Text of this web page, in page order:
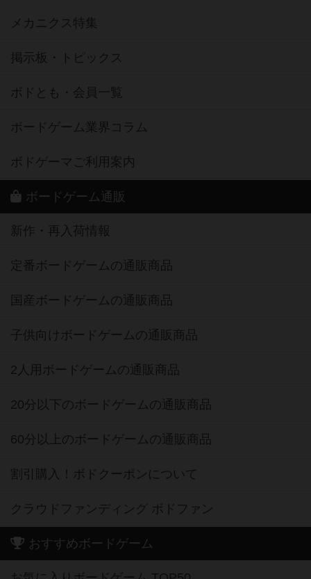
メカニクス特集
掲示板・トピックス
ボドとも・会員一覧
ボードゲーム業界コラム
ボドゲーマご利用案内
ボードゲーム通販
新作・再入荷情報
定番ボードゲームの通販商品
国産ボードゲームの通販商品
子供向けボードゲームの通販商品
2人用ボードゲームの通販商品
20分以下のボードゲームの通販商品
60分以上のボードゲームの通販商品
割引購入！ボドクーポンについて
クラウドファンディング ボドファン
おすすめボードゲーム